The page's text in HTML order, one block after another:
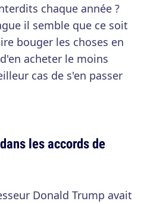
chaque année ?
il semble que ce soit
bouger les choses en
acheter le moins
cas de s'en passer
les accords de
Donald Trump avait